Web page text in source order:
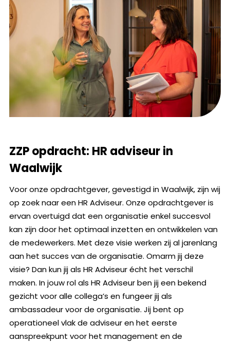
ZZP opdracht: HR adviseur in
Waalwijk
Voor onze opdrachtgever, gevestigd in Waalwijk, zijn wij
op zoek naar een HR Adviseur. Onze opdrachtgever is
ervan overtuigd dat een organisatie enkel succesvol
kan zijn door het optimaal inzetten en ontwikkelen van
de medewerkers. Met deze visie werken zij al jarenlang
aan het succes van de organisatie. Omarm jij deze
visie? Dan kun jij als HR Adviseur écht het verschil
maken. In jouw rol als HR Adviseur ben jij een bekend
gezicht voor alle collega’s en fungeer jij als
ambassadeur voor de organisatie. Jij bent op
operationeel vlak de adviseur en het eerste
aanspreekpunt voor het management en de